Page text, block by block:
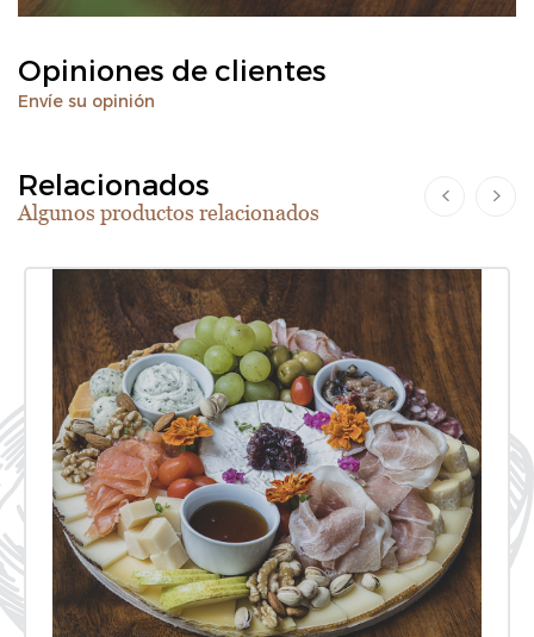
Opiniones de clientes
Envíe su opinión
Relacionados
Algunos productos relacionados